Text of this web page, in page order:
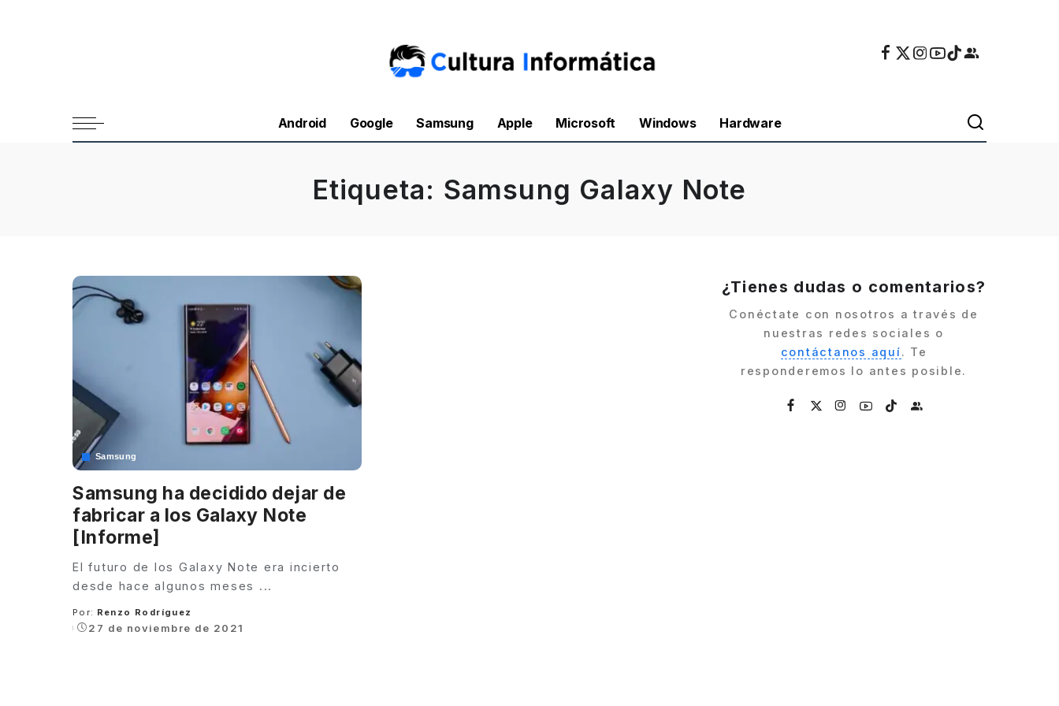
Android Google Samsung Apple Microsoft Windows Hardware
Etiqueta: Samsung Galaxy Note
Samsung
Samsung ha decidido dejar de
fabricar a los Galaxy Note
[Informe]
El futuro de los Galaxy Note era incierto
desde hace algunos meses ...
Posted
by
Por: Renzo Rodríguez
27 de noviembre de 2021
¿Tienes dudas o comentarios?
Conéctate con nosotros a través de
nuestras redes sociales o
contáctanos aquí. Te
responderemos lo antes posible.